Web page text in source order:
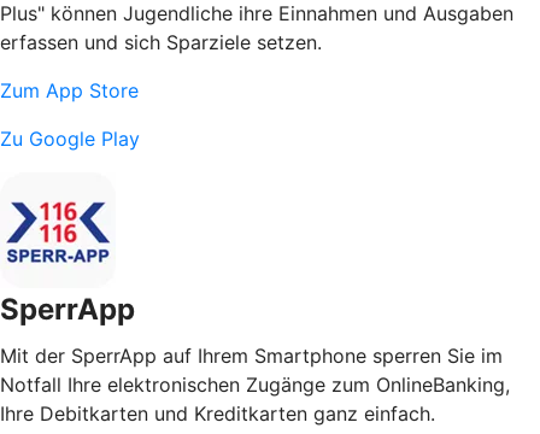
Plus" können Jugendliche ihre Einnahmen und Ausgaben
erfassen und sich Sparziele setzen.
Zum App Store
Zu Google Play
SperrApp
Mit der SperrApp auf Ihrem Smartphone sperren Sie im
Notfall Ihre elektronischen Zugänge zum OnlineBanking,
Ihre Debitkarten und Kreditkarten ganz einfach.